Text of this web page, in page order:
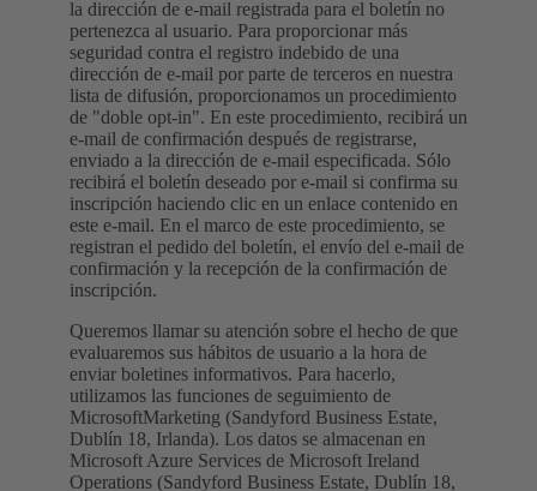
la dirección de e-mail registrada para el boletín no
pertenezca al usuario. Para proporcionar más
seguridad contra el registro indebido de una
dirección de e-mail por parte de terceros en nuestra
lista de difusión, proporcionamos un procedimiento
de "doble opt-in". En este procedimiento, recibirá un
e-mail de confirmación después de registrarse,
enviado a la dirección de e-mail especificada. Sólo
recibirá el boletín deseado por e-mail si confirma su
inscripción haciendo clic en un enlace contenido en
este e-mail. En el marco de este procedimiento, se
registran el pedido del boletín, el envío del e-mail de
confirmación y la recepción de la confirmación de
inscripción.
Queremos llamar su atención sobre el hecho de que
evaluaremos sus hábitos de usuario a la hora de
enviar boletines informativos. Para hacerlo,
utilizamos las funciones de seguimiento de
MicrosoftMarketing (Sandyford Business Estate,
Dublín 18, Irlanda). Los datos se almacenan en
Microsoft Azure Services de Microsoft Ireland
Operations (Sandyford Business Estate, Dublín 18,